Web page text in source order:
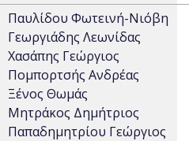
Παυλίδου Φωτεινή-Νιόβη
Γεωργιάδης Λεωνίδας
Χασάπης Γεώργιος
Πομπορτσής Ανδρέας
Ξένος Θωμάς
Μητράκος Δημήτριος
Παπαδημητρίου Γεώργιος